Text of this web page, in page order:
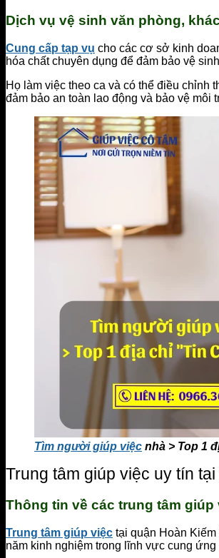
Dịch vụ vệ sinh văn phòng,
Cung cấp tạp vụ cho các cơ sở kinh
hóa chất chuyên dụng để đảm bảo vệ
Họ làm việc theo ca và có thể điều
đảm bảo an toàn lao động và bảo vệ môi
Tìm người giúp việc nhà > Top 1
Trung tâm giúp việc uy tín
Thông tin về các trung tâm giúp
Trung tâm giúp việc tại quận Hoàn
năm kinh nghiệm trong lĩnh vực cung